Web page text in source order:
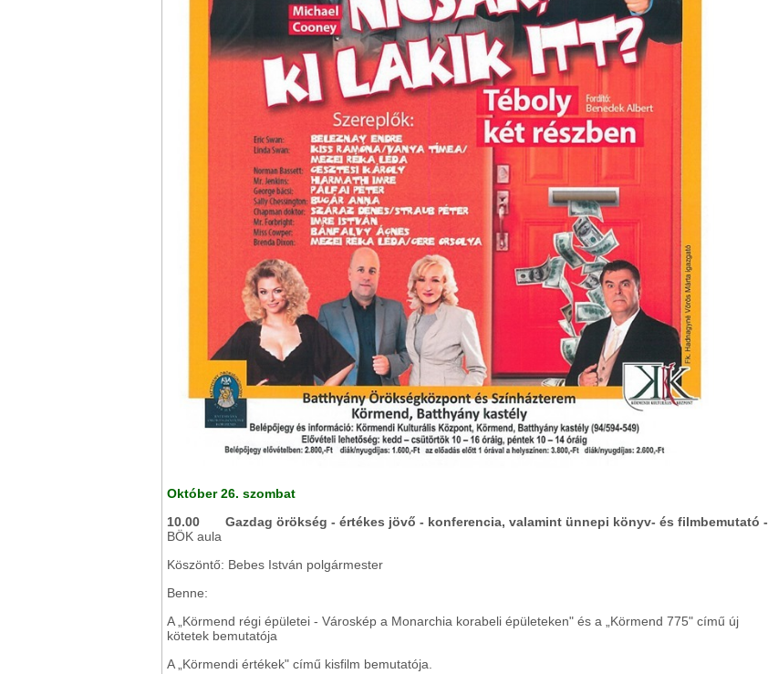
Október 26. szombat
10.00
Gazdag örökség - értékes jövő - konferencia, valamint ünnepi könyv- és filmbemutató -
BÖK aula
Köszöntő: Bebes István polgármester
Benne:
A „Körmend régi épületei - Városkép a Monarchia korabeli épületeken" és a „Körmend 775" című új
kötetek bemutatója
A „Körmendi értékek" című kisfilm bemutatója.